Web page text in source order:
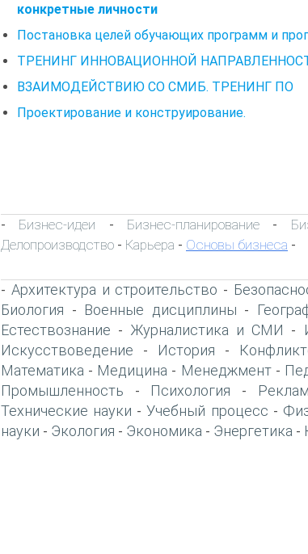
конкретные личности
Постановка целей обучающих программ и
ТРЕНИНГ ИННОВАЦИОННОЙ
ВЗАИМОДЕЙСТВИЮ СО СМИБ. ТРЕНИНГ ПО
Проектирование и конструирование.
- Бизнес-идеи - Бизнес-планирование -
Делопроизводство - Карьера - Основы бизнеса -
- Архитектура и строительство -
Биология - Военные дисциплины -
Естествознание - Журналистика и СМИ -
Искусствоведение - История -
Математика - Медицина - Менеджмент-
Промышленность - Психология -
Технические науки -Учебный процесс -
науки - Экология - Экономика - Энергетика -